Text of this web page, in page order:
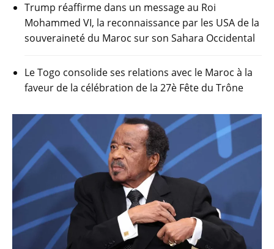
Trump réaffirme dans un message au Roi
Mohammed VI, la reconnaissance par les USA de la
souveraineté du Maroc sur son Sahara Occidental
Le Togo consolide ses relations avec le Maroc à la
faveur de la célébration de la 27è Fête du Trône